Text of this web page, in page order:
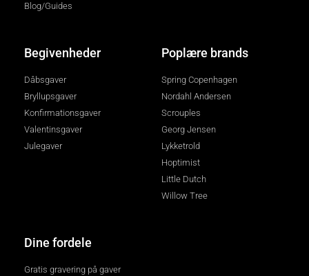
Blog/Guides
Begivenheder
Dåbsgaver
Bryllupsgaver
Konfirmationsgaver
Valentinsgaver
Julegaver
Poplære brands
Spring Copenhagen
Nordahl Andersen
Scrouples
Georg Jensen
Lykketrold
Hoptimist
Little Dutch
Willow Tree
Dine fordele
Gratis gravering på gaver